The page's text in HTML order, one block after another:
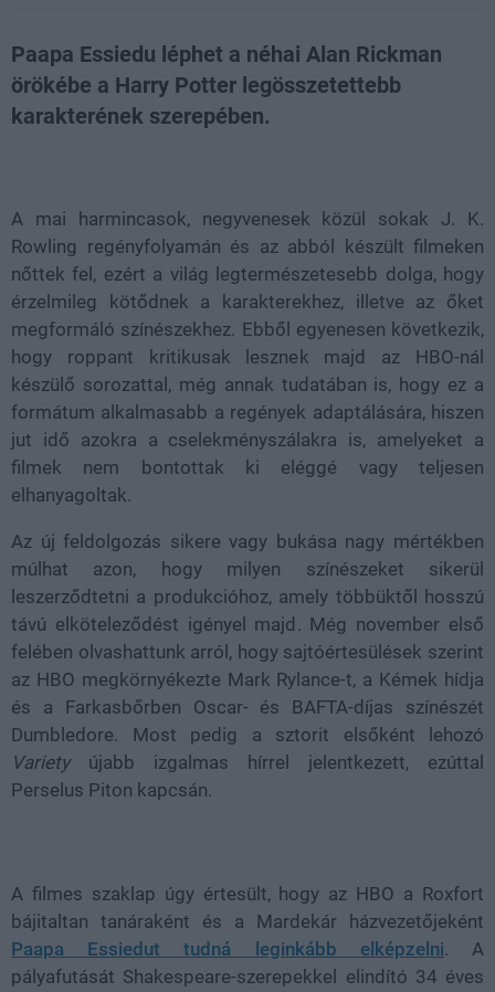
Paapa Essiedu léphet a néhai Alan Rickman
örökébe a Harry Potter legösszetettebb
karakterének szerepében.
A mai harmincasok, negyvenesek közül sokak J. K.
Rowling regényfolyamán és az abból készült filmeken
nőttek fel, ezért a világ legtermészetesebb dolga, hogy
érzelmileg kötődnek a karakterekhez, illetve az őket
megformáló színészekhez. Ebből egyenesen következik,
hogy roppant kritikusak lesznek majd az HBO-nál
készülő sorozattal, még annak tudatában is, hogy ez a
formátum alkalmasabb a regények adaptálására, hiszen
jut idő azokra a cselekményszálakra is, amelyeket a
filmek nem bontottak ki eléggé vagy teljesen
elhanyagoltak.
Az új feldolgozás sikere vagy bukása nagy mértékben
múlhat azon, hogy milyen színészeket sikerül
leszerződtetni a produkcióhoz, amely többüktől hosszú
távú elköteleződést igényel majd. Még november első
felében olvashattunk arról, hogy sajtóértesülések szerint
az HBO megkörnyékezte Mark Rylance-t, a Kémek hídja
és a Farkasbőrben Oscar- és BAFTA-díjas színészét
Dumbledore. Most pedig a sztorit elsőként lehozó
Varietyújabb izgalmas hírrel jelentkezett, ezúttal
Perselus Piton kapcsán.
A filmes szaklap úgy értesült, hogy az HBO a Roxfort
bájitaltan tanáraként és a Mardekár házvezetőjeként
Paapa Essiedut tudná leginkább elképzelni. A
pályafutását Shakespeare-szerepekkel elindító 34 éves